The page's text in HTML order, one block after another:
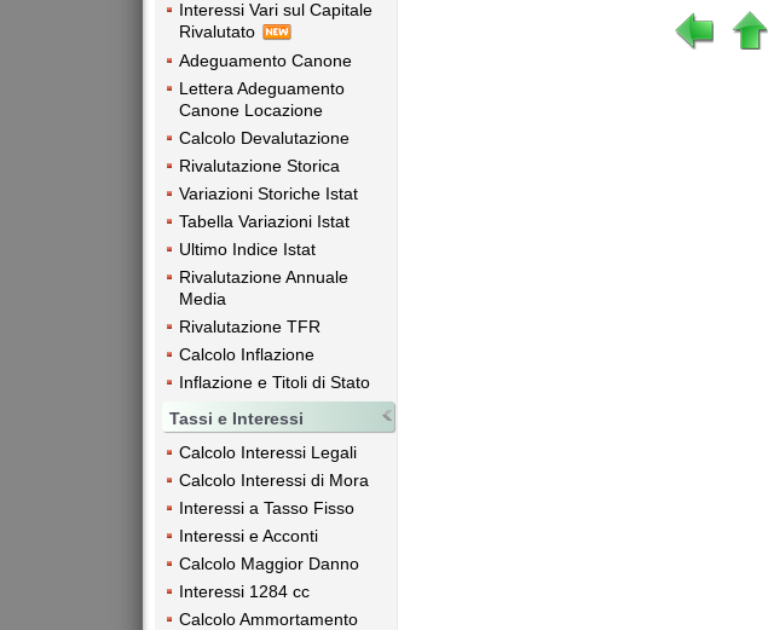
Interessi Vari sul Capitale
Rivalutato
Adeguamento Canone
Lettera Adeguamento
Canone Locazione
Calcolo Devalutazione
Rivalutazione Storica
Variazioni Storiche Istat
Tabella Variazioni Istat
Ultimo Indice Istat
Rivalutazione Annuale
Media
Rivalutazione TFR
Calcolo Inflazione
Inflazione e Titoli di Stato
Tassi e Interessi
Calcolo Interessi Legali
Calcolo Interessi di Mora
Interessi a Tasso Fisso
Interessi e Acconti
Calcolo Maggior Danno
Interessi 1284 cc
Calcolo Ammortamento